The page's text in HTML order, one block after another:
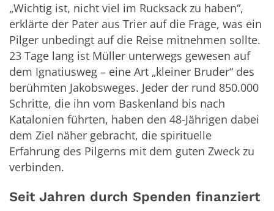
„Wichtig ist, nicht viel im Rucksack zu haben“,
erklärte der Pater aus Trier auf die Frage, was ein
Pilger unbedingt auf die Reise mitnehmen sollte.
23 Tage lang ist Müller unterwegs gewesen auf
dem Ignatiusweg – eine Art „kleiner Bruder“ des
berühmten Jakobsweges. Jeder der rund 850.000
Schritte, die ihn vom Baskenland bis nach
Katalonien führten, haben den 48-Jährigen dabei
dem Ziel näher gebracht, die spirituelle
Erfahrung des Pilgerns mit dem guten Zweck zu
verbinden.
Seit Jahren durch Spenden finanziert